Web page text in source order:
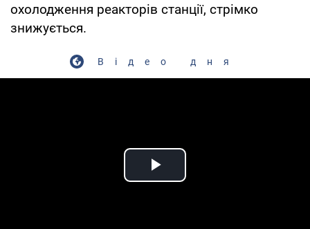
охолодження реакторів станції, стрімко
знижується.
Відео дня
Play Video